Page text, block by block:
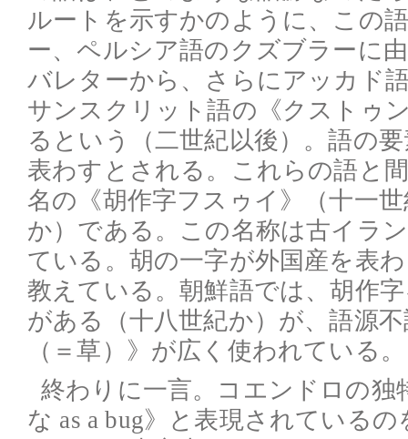
ルートを示すかのように、この
ー、ペルシア語のクズブラーに
バレターから、さらにアッカド
サンスクリット語の《クストゥ
るという（二世紀以後）。語の
表わすとされる。これらの語と
名の《胡作字フスゥイ》（十一
か）である。この名称は古イラ
ている。胡の一字が外国産を表
教えている。朝鮮語では、胡作
がある（十八世紀か）が、語源
（＝草）》が広く使われている。
終わりに一言。コエンドロの独
な as a bug》と表現されている